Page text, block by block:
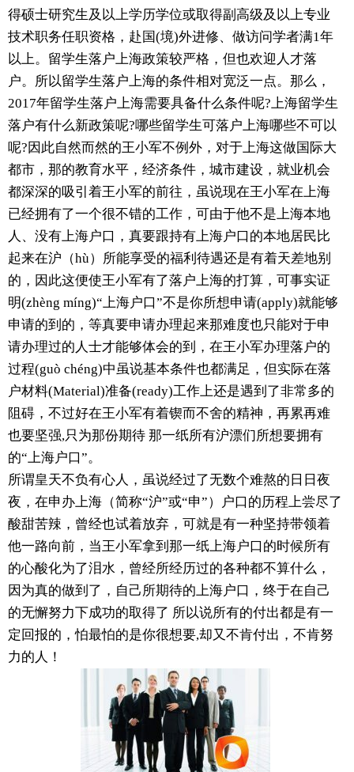
得硕士研究生及以上学历学位或取得副高级及以上专业
技术职务任职资格，赴国(境)外进修、做访问学者满1年
以上。留学生落户上海政策较严格，但也欢迎人才落
户。所以留学生落户上海的条件相对宽泛一点。那么，
2017年留学生落户上海需要具备什么条件呢?上海留学生
落户有什么新政策呢?哪些留学生可落户上海哪些不可以
呢?因此自然而然的王小军不例外，对于上海这做国际大
都市，那的教育水平，经济条件，城市建设，就业机会
都深深的吸引着王小军的前往，虽说现在王小军在上海
已经拥有了一个很不错的工作，可由于他不是上海本地
人、没有上海户口，真要跟持有上海户口的本地居民比
起来在沪（hù）所能享受的福利待遇还是有着天差地别
的，因此这便使王小军有了落户上海的打算，可事实证
明(zhèng míng)“上海户口”不是你所想申请(apply)就能够
申请的到的，等真要申请办理起来那难度也只能对于申
请办理过的人士才能够体会的到，在王小军办理落户的
过程(guò chéng)中虽说基本条件也都满足，但实际在落
户材料(Material)准备(ready)工作上还是遇到了非常多的
阻碍，不过好在王小军有着锲而不舍的精神，再累再难
也要坚强,只为那份期待 那一纸所有沪漂们所想要拥有
的“上海户口”。
所谓皇天不负有心人，虽说经过了无数个难熬的日日夜
夜，在申办上海（简称“沪”或“申”）户口的历程上尝尽了
酸甜苦辣，曾经也试着放弃，可就是有一种坚持带领着
他一路向前，当王小军拿到那一纸上海户口的时候所有
的心酸化为了泪水，曾经所经历过的各种都不算什么，
因为真的做到了，自己所期待的上海户口，终于在自己
的无懈努力下成功的取得了 所以说所有的付出都是有一
定回报的，怕最怕的是你很想要,却又不肯付出，不肯努
力的人！